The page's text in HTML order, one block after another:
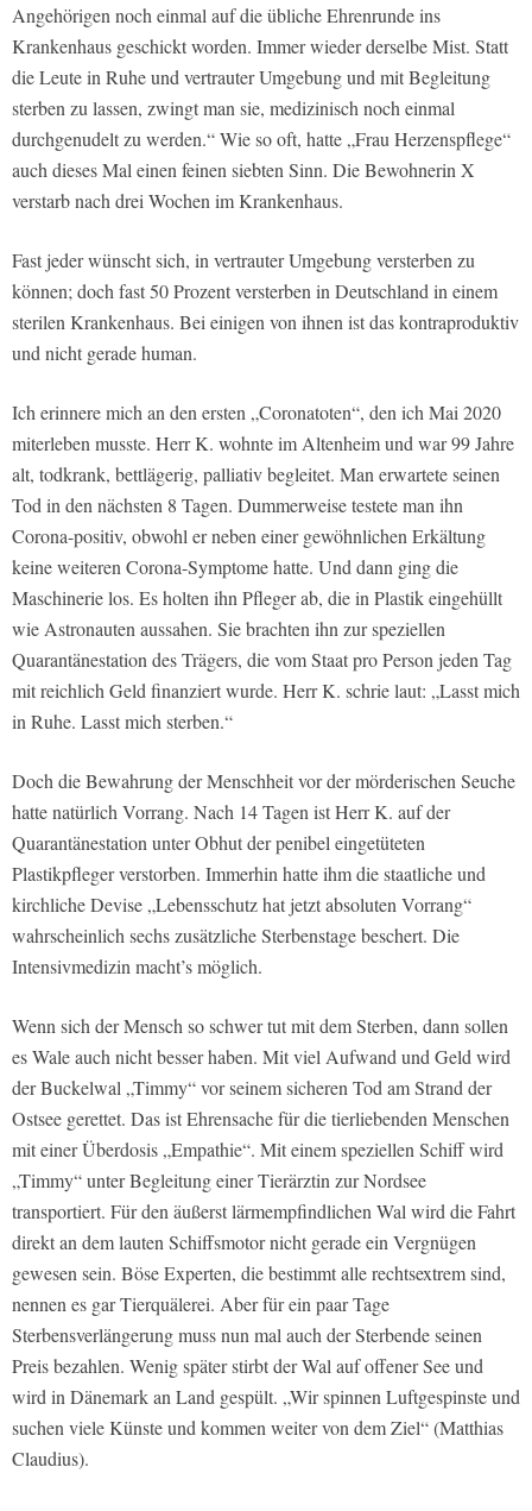
Angehörigen noch einmal auf die übliche Ehrenrunde ins
Krankenhaus geschickt worden. Immer wieder derselbe Mist. Statt
die Leute in Ruhe und vertrauter Umgebung und mit Begleitung
sterben zu lassen, zwingt man sie, medizinisch noch einmal
durchgenudelt zu werden.“ Wie so oft, hatte „Frau Herzenspflege“
auch dieses Mal einen feinen siebten Sinn. Die Bewohnerin X
verstarb nach drei Wochen im Krankenhaus.
Fast jeder wünscht sich, in vertrauter Umgebung versterben zu
können; doch fast 50 Prozent versterben in Deutschland in einem
sterilen Krankenhaus. Bei einigen von ihnen ist das kontraproduktiv
und nicht gerade human.
Ich erinnere mich an den ersten „Coronatoten“, den ich Mai 2020
miterleben musste. Herr K. wohnte im Altenheim und war 99 Jahre
alt, todkrank, bettlägerig, palliativ begleitet. Man erwartete seinen
Tod in den nächsten 8 Tagen. Dummerweise testete man ihn
Corona-positiv, obwohl er neben einer gewöhnlichen Erkältung
keine weiteren Corona-Symptome hatte. Und dann ging die
Maschinerie los. Es holten ihn Pfleger ab, die in Plastik eingehüllt
wie Astronauten aussahen. Sie brachten ihn zur speziellen
Quarantänestation des Trägers, die vom Staat pro Person jeden Tag
mit reichlich Geld finanziert wurde. Herr K. schrie laut: „Lasst mich
in Ruhe. Lasst mich sterben.“
Doch die Bewahrung der Menschheit vor der mörderischen Seuche
hatte natürlich Vorrang. Nach 14 Tagen ist Herr K. auf der
Quarantänestation unter Obhut der penibel eingetüteten
Plastikpfleger verstorben. Immerhin hatte ihm die staatliche und
kirchliche Devise „Lebensschutz hat jetzt absoluten Vorrang“
wahrscheinlich sechs zusätzliche Sterbenstage beschert. Die
Intensivmedizin macht’s möglich.
Wenn sich der Mensch so schwer tut mit dem Sterben, dann sollen
es Wale auch nicht besser haben. Mit viel Aufwand und Geld wird
der Buckelwal „Timmy“ vor seinem sicheren Tod am Strand der
Ostsee gerettet. Das ist Ehrensache für die tierliebenden Menschen
mit einer Überdosis „Empathie“. Mit einem speziellen Schiff wird
„Timmy“ unter Begleitung einer Tierärztin zur Nordsee
transportiert. Für den äußerst lärmempfindlichen Wal wird die Fahrt
direkt an dem lauten Schiffsmotor nicht gerade ein Vergnügen
gewesen sein. Böse Experten, die bestimmt alle rechtsextrem sind,
nennen es gar Tierquälerei. Aber für ein paar Tage
Sterbensverlängerung muss nun mal auch der Sterbende seinen
Preis bezahlen. Wenig später stirbt der Wal auf offener See und
wird in Dänemark an Land gespült. „Wir spinnen Luftgespinste und
suchen viele Künste und kommen weiter von dem Ziel“ (Matthias
Claudius).